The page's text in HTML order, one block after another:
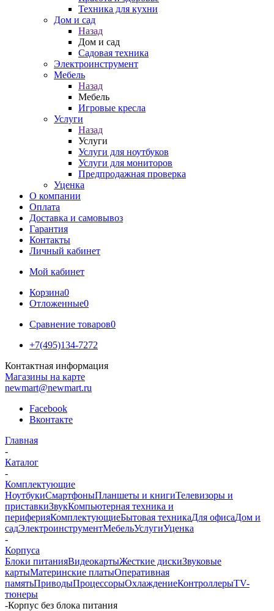
Техника для кухни
Дом и сад
Назад
Дом и сад
Садовая техника
Электроинструмент
Мебель
Назад
Мебель
Игровые кресла
Услуги
Назад
Услуги
Услуги для ноутбуков
Услуги для мониторов
Предпродажная проверка
Уценка
О компании
Оплата
Доставка и самовывоз
Гарантия
Контакты
Личный кабинет
Мой кабинет
Корзина0
Отложенные0
Сравнение товаров0
+7(495)134-7272
Контактная информация
Магазины на карте
newmart@newmart.ru
Facebook
Вконтакте
Главная
-
Каталог
-
Комплектующие
НоутбукиСмартфоныПланшеты и книгиТелевизоры и
приставкиЗвукКомпьютерная техника и
периферияКомплектующиеБытовая техникаДля офисаДом и
садЭлектроинструментМебельУслугиУценка
-
Корпуса
Блоки питанияВидеокартыЖесткие дискиЗвуковые
картыМатеринские платыОперативная
памятьПриводыПроцессорыОхлаждениеКонтроллерыTV-
тюнеры
-Корпус без блока питания